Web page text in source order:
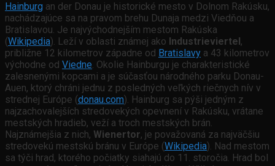
Hainburg an der Donau je historické mesto v Dolnom Rakúsku,
nachádzajúce sa na pravom brehu Dunaja medzi Viedňou a
Bratislavou. Je najvýchodnejším mestom Rakúska
(Wikipedia). Leží v oblasti známej ako Industrieviertel ,
približne 12 kilometrov západne od Bratislavy a 43 kilometrov
východne od Viedne. Okolie Hainburgu je charakteristické
zalesnenými kopcami a je súčasťou národného parku Donau-
Auen, ktorý chráni jednu z posledných veľkých riečnych nív v
strednej Európe (donau.com). Hainburg sa pýši jedným z
najzachovalejších stredovekých opevnení v Rakúsku, vrátane
mestských hradieb, veží a troch mestských brán.
Najznámejšia z nich, Wienertor, je považovaná za najväčšiu
stredovekú mestskú bránu v Európe (Wikipedia). Nad mestom
sa týči hrad, ktorého počiatky siahajú do 11. storočia. Hrad bol